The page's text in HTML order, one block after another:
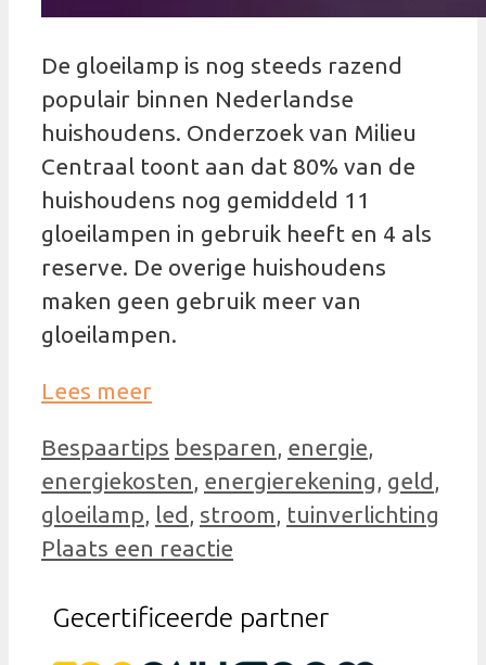
De gloeilamp is nog steeds razend
populair binnen Nederlandse
huishoudens. Onderzoek van Milieu
Centraal toont aan dat 80% van de
huishoudens nog gemiddeld 11
gloeilampen in gebruik heeft en 4 als
reserve. De overige huishoudens
maken geen gebruik meer van
gloeilampen.
Lees meer
Categorieën
Bespaartips Tags
besparen energie
energiekosten energierekening geld
gloeilamp led stroom tuinverlichting
Plaats een reactie
Gecertificeerde partner